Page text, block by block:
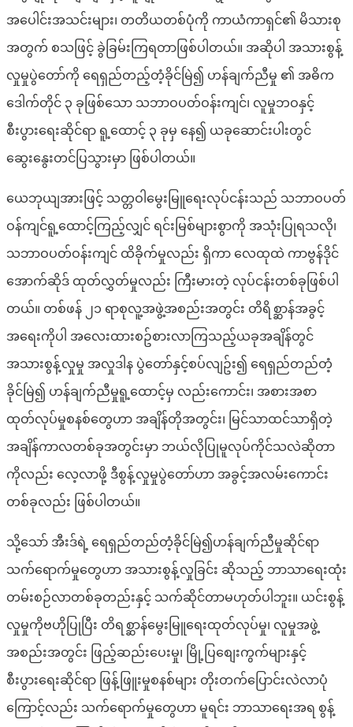
အပေါင်းအသင်းများ၊ တတိယတစ်ပုံကို ကာယံကာရှင်၏ မိသားစု
အတွက် စသဖြင့် ခွဲခြမ်းကြရတာဖြစ်ပါတယ်။ အဆိုပါ အသားစွန့်
လှုမှုပွဲတော်ကို ရေရှည်တည့်တံ့ခိုင်မြဲ၍ ဟန်ချက်ညီမှု ၏ အဓိက
ဒေါက်တိုင် ၃ ခုဖြစ်သော သဘာဝပတ်ဝန်းကျင်၊ လူမှုဘဝနှင့်
စီးပွားရေးဆိုင်ရာ ရူ့ထောင့် ၃ ခုမှ နေ၍ ယခုဆောင်းပါးတွင်
ဆွေးနွေးတင်ပြသွားမှာ ဖြစ်ပါတယ်။
ယေဘုယျအားဖြင့် သတ္တဝါမွေးမြူရေးလုပ်ငန်းသည် သဘာဝပတ်
ဝန်ကျင်ရူ့ထောင့်ကြည့်လျှင် ရင်းမြစ်များစွာကို အသုံးပြုရသလို၊
သဘာဝပတ်ဝန်းကျင် ထိခိုက်မှုလည်း ရှိကာ လေထုထဲ ကာဗွန်ဒိုင်
အောက်ဆိုဒ် ထုတ်လွှတ်မှုလည်း ကြီးမားတဲ့ လုပ်ငန်းတစ်ခုဖြစ်ပါ
တယ်။ တစ်ဖန် ၂၁ ရာစုလူ့အဖွဲ့အစည်းအတွင်း တိရိစ္ဆာန်အခွင့်
အရေးကိုပါ အလေးထားစဥ်စားလာကြသည့်ယခုအချိန်တွင်
အသားစွန့်လှုမှု အလှုဒါန ပွဲတော်နှင့်စပ်လျဥ်း၍ ရေရှည်တည်တံ့
ခိုင်မြဲ၍ ဟန်ချက်ညီမှုရူ့ထောင့်မှ လည်းကောင်း၊ အစားအစာ
ထုတ်လုပ်မှုစနစ်တွေဟာ အချိန်တိုအတွင်း၊ မြင်သာထင်သာရှိတဲ့
အချိန်ကာလတစ်ခုအတွင်းမှာ ဘယ်လိုပြုမူလုပ်ကိုင်သလဲဆိုတာ
ကိုလည်း လေ့လာဖို့ ဒီစွန့်လှုမှုပွဲတော်ဟာ အခွင့်အလမ်းကောင်း
တစ်ခုလည်း ဖြစ်ပါတယ်။
သို့သော် အီးဒ်ရဲ့ ရေရှည်တည်တံ့ခိုင်မြဲ၍ဟန်ချက်ညီမှုဆိုင်ရာ
သက်ရောက်မှုတွေဟာ အသားစွန့်လှုခြင်း ဆိုသည့် ဘာသာရေးထုံး
တမ်းစဉ်လာတစ်ခုတည်းနှင့် သက်ဆိုင်တာမဟုတ်ပါဘူး။ ယင်းစွန့်
လှုမှုကိုဗဟိုပြုပြီး တိရစ္ဆာန်မွေးမြူရေးထုတ်လုပ်မှု၊ လူမှုအဖွဲ့
အစည်းအတွင်း ဖြည့်ဆည်းပေးမှု၊ မြို့ပြစျေးကွက်များနှင့်
စီးပွားရေးဆိုင်ရာ ဖြန့်ဖြူးမှုစနစ်များ တိုးတက်ပြောင်းလဲလာပုံ
ကြောင့်လည်း သက်ရောက်မှုတွေဟာ မူရင်း ဘာသာရေးအရ စွန့်